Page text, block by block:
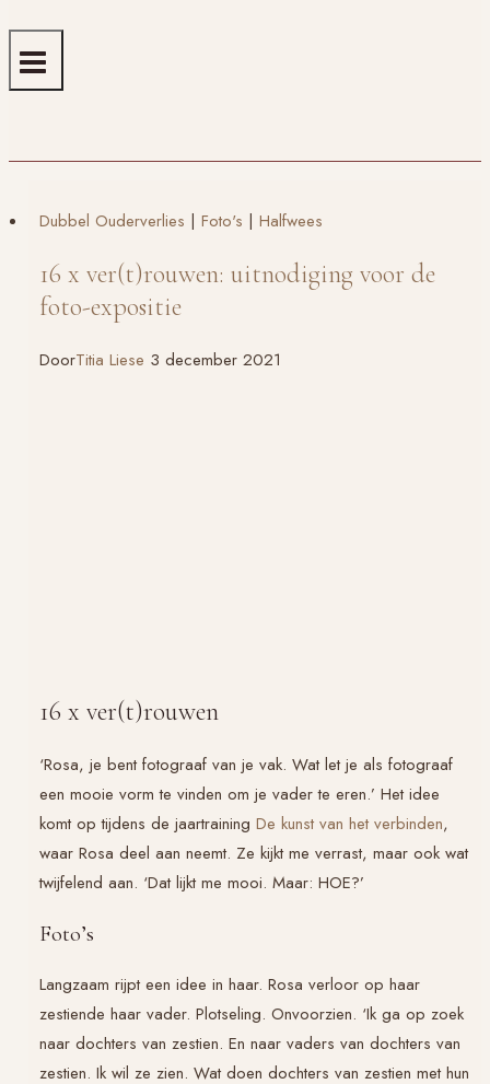
Dubbel Ouderverlies | Foto's | Halfwees
16 x ver(t)rouwen: uitnodiging voor de
foto-expositie
DoorTitia Liese 3 december 2021
16 x ver(t)rouwen
‘Rosa, je bent fotograaf van je vak. Wat let je als fotograaf
een mooie vorm te vinden om je vader te eren.’ Het idee
komt op tijdens de jaartraining De kunst van het verbinden,
waar Rosa deel aan neemt. Ze kijkt me verrast, maar ook wat
twijfelend aan. ‘Dat lijkt me mooi. Maar: HOE?’
Foto’s
Langzaam rijpt een idee in haar. Rosa verloor op haar
zestiende haar vader. Plotseling. Onvoorzien. ‘Ik ga op zoek
naar dochters van zestien. En naar vaders van dochters van
zestien. Ik wil ze zien. Wat doen dochters van zestien met hun